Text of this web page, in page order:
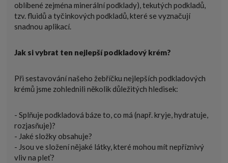
oblíbené zejména minerální podklady), tekutých podkladů,
tzv. fluidů a tyčinkových podkladů, které se vyznačují
snadnou aplikací.
Jak si vybrat ten nejlepší podkladový krém?
Při sestavování našeho žebříčku nejlepších podkladových
krémů jsme zohlednili několik důležitých hledisek:
- Splňuje podkladová báze to, co má (např. kryje, hydratuje,
rozjasňuje)?
- Jaké složky obsahuje?
- Jsou ve složení nějaké látky, které mohou mít nepříznivý
vliv na pleť?